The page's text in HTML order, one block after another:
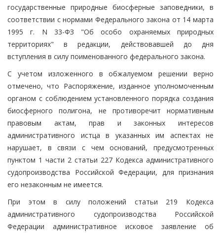
государственные природные биосферные заповедники, в
соответствии с нормами Федерального закона от 14 марта
1995 г. N 33-ФЗ "Об особо охраняемых природных
территориях" в редакции, действовавшей до дня
вступления в силу поименованного федерального закона.
С учетом изложенного в обжалуемом решении верно
отмечено, что Распоряжение, изданное уполномоченным
органом с соблюдением установленного порядка создания
биосферного полигона, не противоречит нормативным
правовым актам, прав и законных интересов
административного истца в указанных им аспектах не
нарушает, в связи с чем оснований, предусмотренных
пунктом 1 части 2 статьи 227 Кодекса административного
судопроизводства Российской Федерации, для признания
его незаконным не имеется.
При этом в силу положений статьи 219 Кодекса
административного судопроизводства Российской
Федерации административное исковое заявление об